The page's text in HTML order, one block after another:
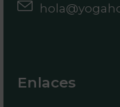
Enlaces